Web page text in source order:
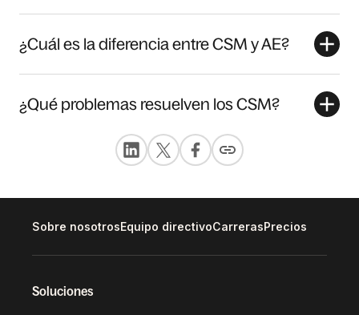
¿Cuál es la diferencia entre CSM y AE?
¿Qué problemas resuelven los CSM?
Sobre nosotrosEquipo directivoCarrerasPrecios
Soluciones